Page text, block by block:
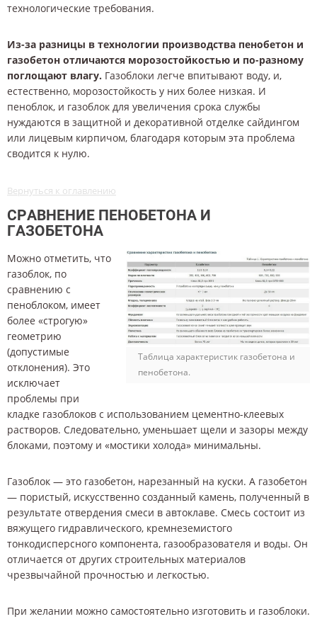
технологические требования.
Из-за разницы в технологии производства пенобетон и
газобетон отличаются морозостойкостью и по-разному
поглощают влагу. Газоблоки легче впитывают воду, и,
естественно, морозостойкость у них более низкая. И
пеноблок, и газоблок для увеличения срока службы
нуждаются в защитной и декоративной отделке сайдингом
или лицевым кирпичом, благодаря которым эта проблема
сводится к нулю.
Вернуться к оглавлению
СРАВНЕНИЕ ПЕНОБЕТОНА И
ГАЗОБЕТОНА
Таблица характеристик газобетона и
пенобетона.
Можно отметить, что
газоблок, по
сравнению с
пеноблоком, имеет
более «строгую»
геометрию
(допустимые
отклонения). Это
исключает
проблемы при
кладке газоблоков с использованием цементно-клеевых
растворов. Следовательно, уменьшает щели и зазоры между
блоками, поэтому и «мостики холода» минимальны.
Газоблок — это газобетон, нарезанный на куски. А газобетон
— пористый, искусственно созданный камень, полученный в
результате отвердения смеси в автоклаве. Смесь состоит из
вяжущего гидравлического, кремнеземистого
тонкодисперсного компонента, газообразователя и воды. Он
отличается от других строительных материалов
чрезвычайной прочностью и легкостью.
При желании можно самостоятельно изготовить и газоблоки.